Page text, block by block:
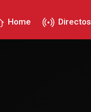
Home Directos